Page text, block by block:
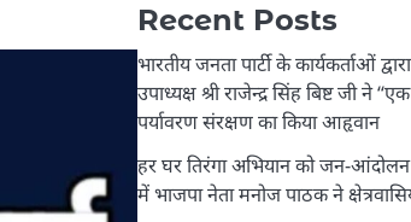
Recent Posts
भारतीय जनता पार्टी के कार्यकर्ताओं
उपाध्यक्ष श्री राजेन्द्र सिंह बिष्ट जी ने
पर्यावरण संरक्षण का किया आहृवान
हर घर तिरंगा अभियान को जन-
में भाजपा नेता मनोज पाठक ने